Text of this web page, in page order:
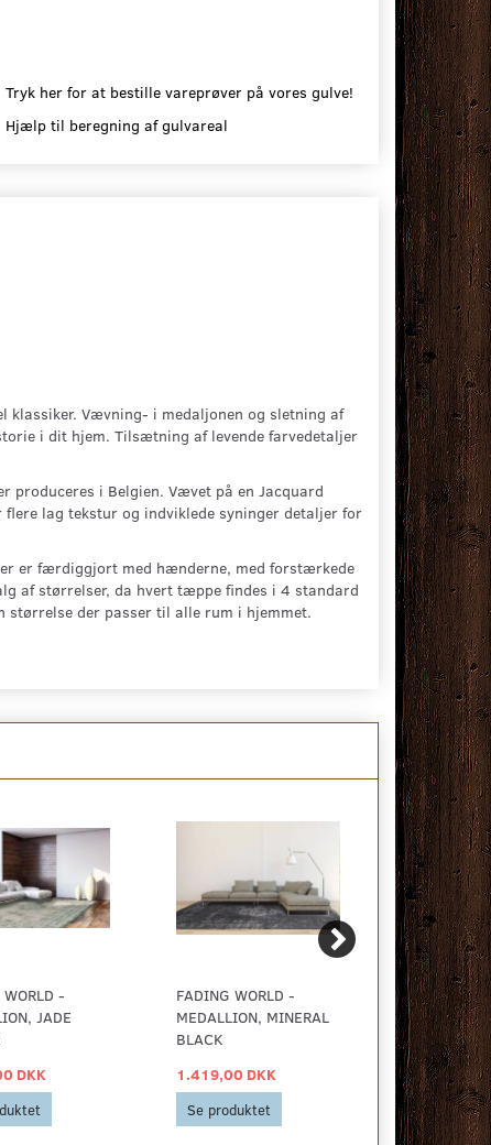
Tryk her for at bestille vareprøver på vores gulve!
Hjælp til beregning af gulvareal
klassiker. Vævning- i medaljonen og sletning af
i dit hjem. Tilsætning af levende farvedetaljer
i Belgien. Vævet på en Jacquard
lag tekstur og indviklede syninger detaljer for
er færdiggjort med hænderne, med forstærkede
af størrelser, da hvert tæppe findes i 4 standard
der passer til alle rum i hjemmet.
-
JADE
DKK
FADING WORLD -
MEDALLION, MINERAL
BLACK
1.419,00 DKK
Se produktet
FADING
PEPPER
1.419,00
Se